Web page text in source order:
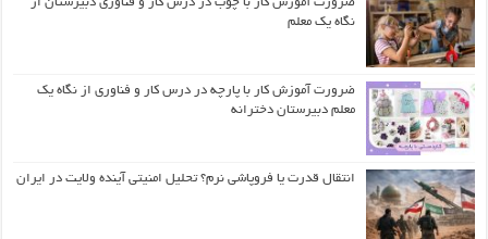
نگاه یک معلم
ضرورت آموزش کار با پارچه در درس کار و فناوری از نگاه یک
معلم دبیرستان دخترانه
انتقال قدرت یا فروپاشی نرم؟ تحلیل امنیتی آینده ولایت در ایران